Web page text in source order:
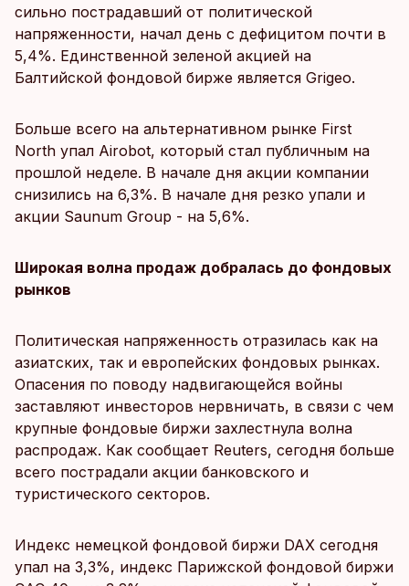
сильно пострадавший от политической
напряженности, начал день с дефицитом почти в
5,4%. Единственной зеленой акцией на
Балтийской фондовой бирже является Grigeo.
Больше всего на альтернативном рынке First
North упал Airobot, который стал публичным на
прошлой неделе. В начале дня акции компании
снизились на 6,3%. В начале дня резко упали и
акции Saunum Group - на 5,6%.
Широкая волна продаж добралась до фондовых
рынков
Политическая напряженность отразилась как на
азиатских, так и европейских фондовых рынках.
Опасения по поводу надвигающейся войны
заставляют инвесторов нервничать, в связи с чем
крупные фондовые биржи захлестнула волна
распродаж. Как сообщает Reuters, сегодня больше
всего пострадали акции банковского и
туристического секторов.
Индекс немецкой фондовой биржи DAX сегодня
упал на 3,3%, индекс Парижской фондовой биржи